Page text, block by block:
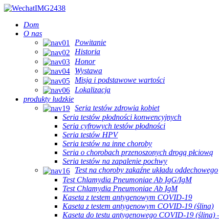
Dom
O nas
Powitanie
Historia
Honor
Wystawa
Misja i podstawowe wartości
Lokalizacja
produkty ludzkie
Seria testów zdrowia kobiet
Seria testów płodności konwencyjnych
Seria cyfrowych testów płodności
Seria testów HPV
Seria testów na inne choroby
Seria o chorobach przenoszonych drogą płciową
Seria testów na zapalenie pochwy
Test na choroby zakaźne układu oddechowego
Test Chlamydia Pneumoniae Ab IgG/IgM
Test Chlamydia Pneumoniae Ab IgM
Kaseta z testem antygenowym COVID-19
Kaseta z testem antygenowym COVID-19 (ślina)
Kaseta do testu antygenowego COVID-19